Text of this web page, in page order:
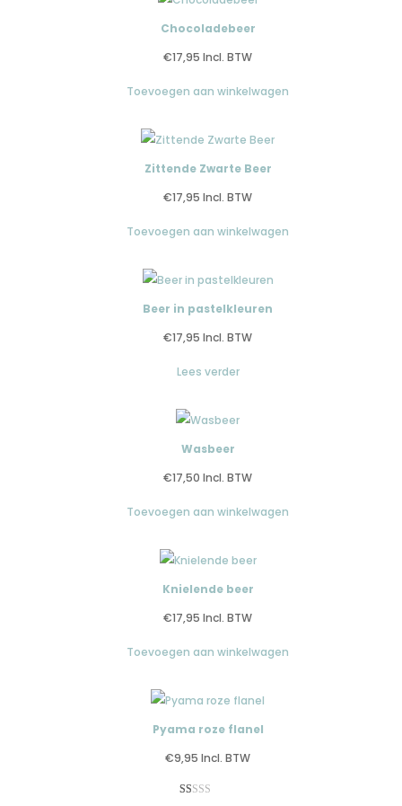
Chocoladebeer
€17,95 Incl. BTW
Toevoegen aan winkelwagen
Zittende Zwarte Beer
€17,95 Incl. BTW
Toevoegen aan winkelwagen
Beer in pastelkleuren
€17,95 Incl. BTW
Lees verder
Wasbeer
€17,50 Incl. BTW
Toevoegen aan winkelwagen
Knielende beer
€17,95 Incl. BTW
Toevoegen aan winkelwagen
Pyama roze flanel
€9,95 Incl. BTW